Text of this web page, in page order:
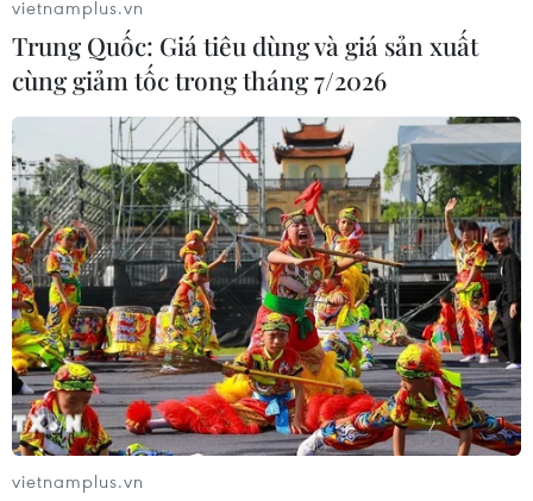
Nghiên cứu mới: Virus cúm gia cầm H5N1
tiếp tục tiến hóa
11/07/2022 13:31
Nghiên cứu được đăng tải trên tạp chí Emerging
Microbes & Infection cho thấy virus H5N1 bùng phát ở
Hà Lan hồi tháng 10/2020 là tái tổ hợp của virus cúm
gia cầm H5N8 với các chủng cúm H1N1 và H3N8.
vietnamplus.vn
Trung Quốc: Giá tiêu dùng và giá sản xuất
cùng giảm tốc trong tháng 7/2026
vietnamplus.vn